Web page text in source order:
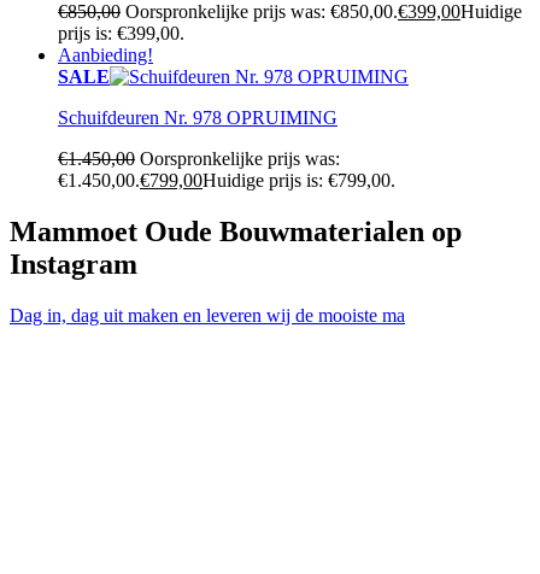
€850,00 Oorspronkelijke prijs was: €850,00.€399,00Huidige
prijs is: €399,00.
Aanbieding!
SALE
Schuifdeuren Nr. 978 OPRUIMING
€1.450,00 Oorspronkelijke prijs was:
€1.450,00.€799,00Huidige prijs is: €799,00.
Mammoet Oude Bouwmaterialen op
Instagram
Dag in, dag uit maken en leveren wij de mooiste ma